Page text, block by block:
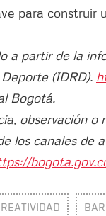
para construir
a partir de la
(IDRD).
Bogotá.
observación
los canales de